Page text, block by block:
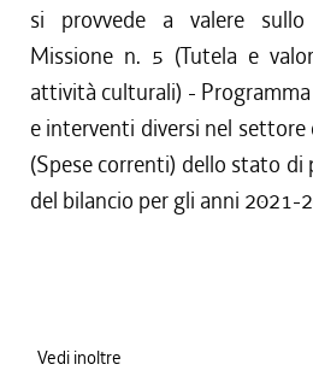
si provvede a valere sullo
Missione n. 5 (Tutela e
attività culturali) -
e interventi diversi nel
(Spese correnti) dello stato di
del bilancio per gli anni 2021-
Vedi inoltre